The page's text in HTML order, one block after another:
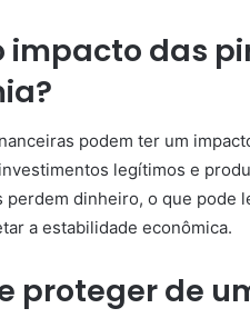
impacto das
podem ter um
legítimos e
perdem dinheiro, o que pode
a estabilidade econômica.
proteger de